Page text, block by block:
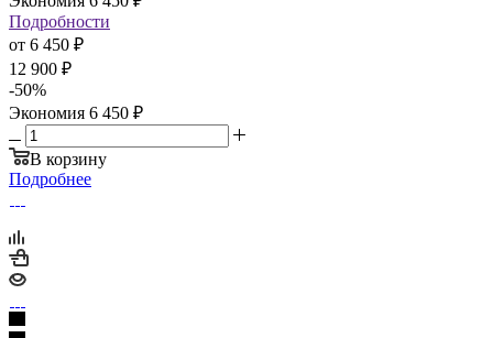
Подробности
от 6 450 ₽
12 900 ₽
-50%
Экономия 6 450 ₽
В корзину
Подробнее